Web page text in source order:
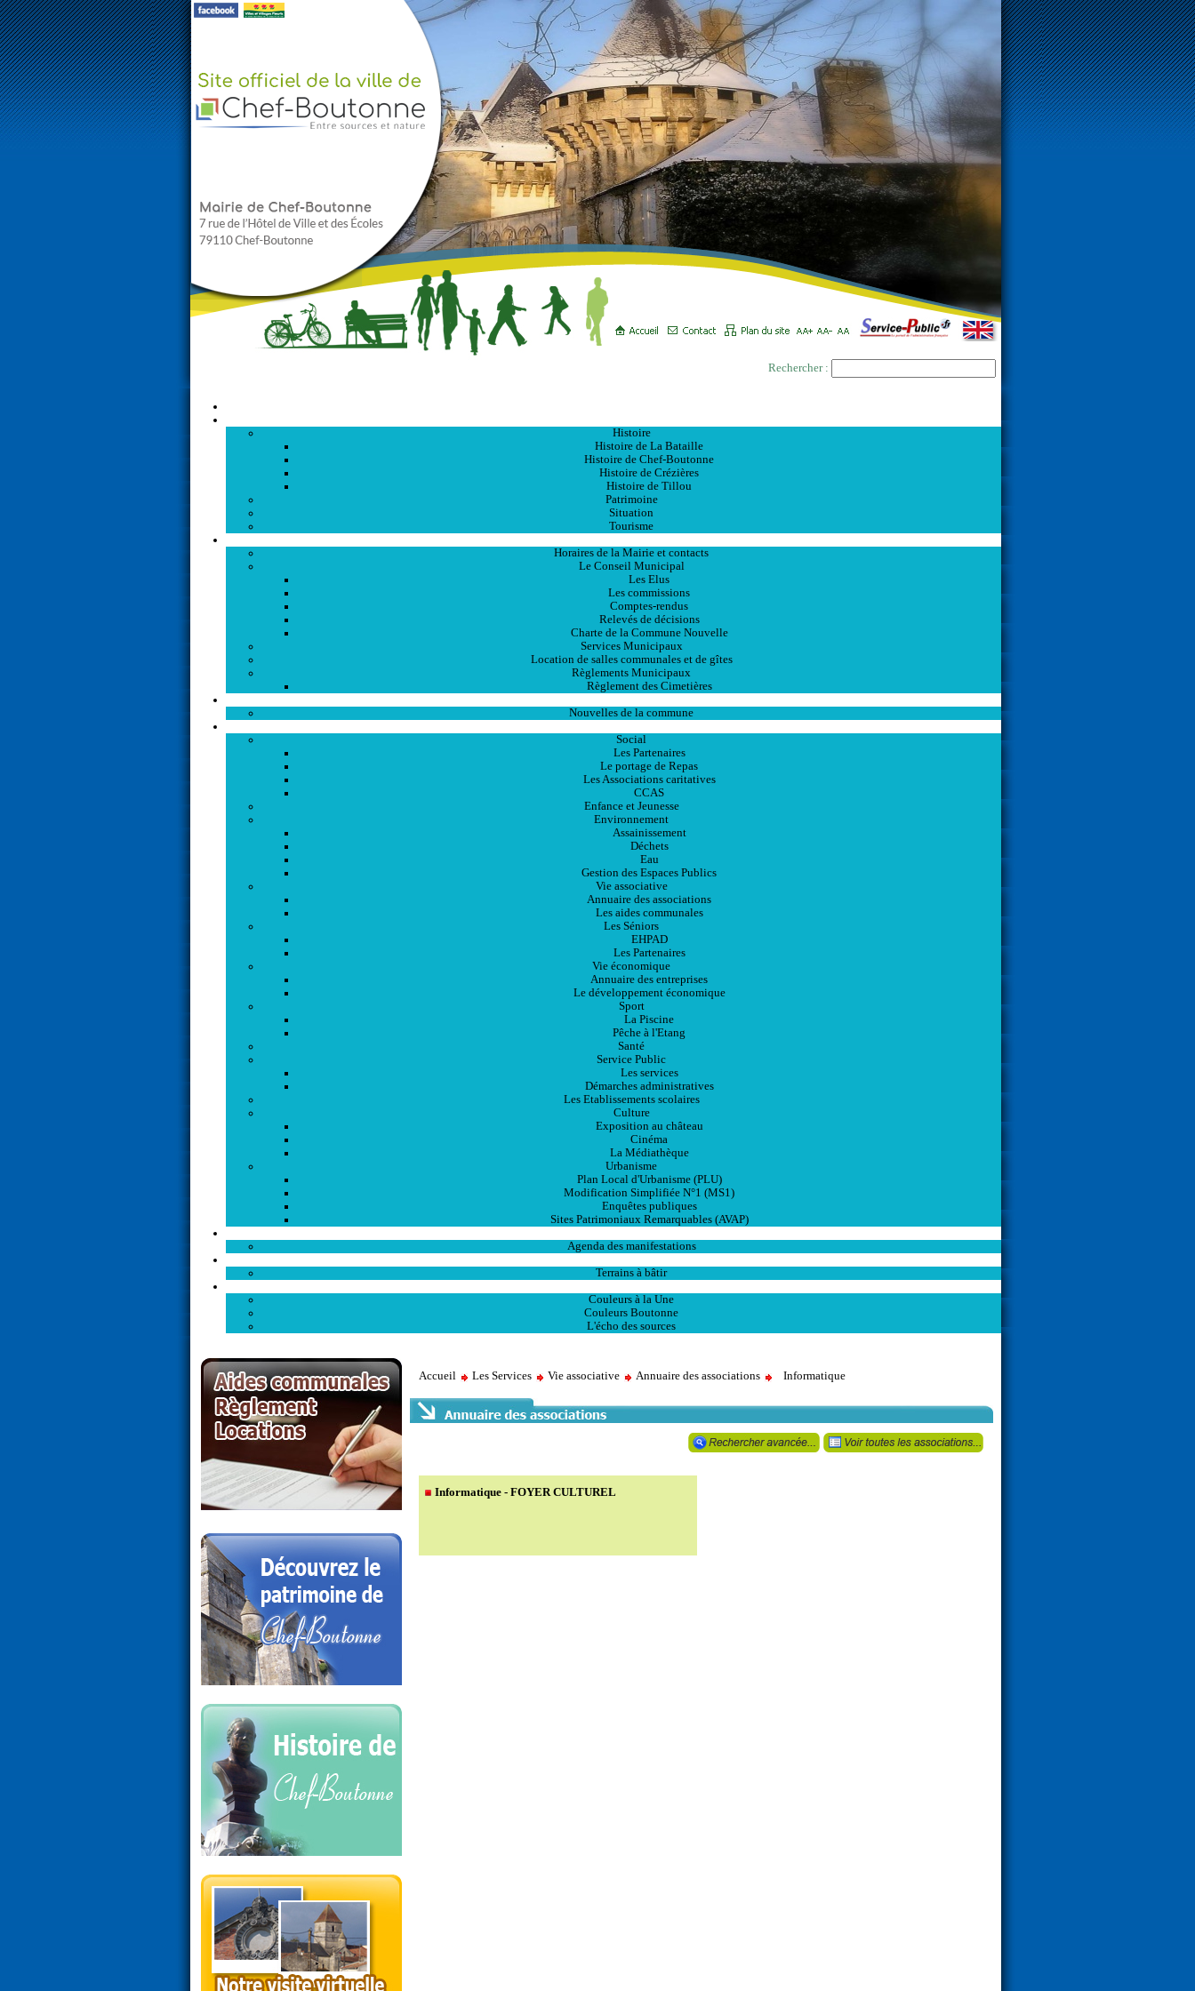
Rechercher :
Histoire
Histoire de La Bataille
Histoire de Chef-Boutonne
Histoire de Crézières
Histoire de Tillou
Patrimoine
Situation
Tourisme
Horaires de la Mairie et contacts
Le Conseil Municipal
Les Elus
Les commissions
Comptes-rendus
Relevés de décisions
Charte de la Commune Nouvelle
Services Municipaux
Location de salles communales et de gîtes
Règlements Municipaux
Règlement des Cimetières
Nouvelles de la commune
Social
Les Partenaires
Le portage de Repas
Les Associations caritatives
CCAS
Enfance et Jeunesse
Environnement
Assainissement
Déchets
Eau
Gestion des Espaces Publics
Vie associative
Annuaire des associations
Les aides communales
Les Séniors
EHPAD
Les Partenaires
Vie économique
Annuaire des entreprises
Le développement économique
Sport
La Piscine
Pêche à l'Etang
Santé
Service Public
Les services
Démarches administratives
Les Etablissements scolaires
Culture
Exposition au château
Cinéma
La Médiathèque
Urbanisme
Plan Local d'Urbanisme (PLU)
Modification Simplifiée N°1 (MS1)
Enquêtes publiques
Sites Patrimoniaux Remarquables (AVAP)
Agenda des manifestations
Terrains à bâtir
Couleurs à la Une
Couleurs Boutonne
L'écho des sources
Accueil Les Services Vie associative Annuaire des associations Informatique
Informatique - FOYER CULTUREL